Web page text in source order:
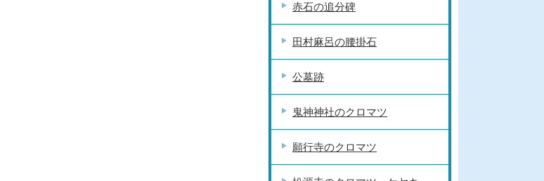
赤石の追分碑
田村麻呂の腰掛石
公墓跡
鬼神神社のクロマツ
願行寺のクロマツ